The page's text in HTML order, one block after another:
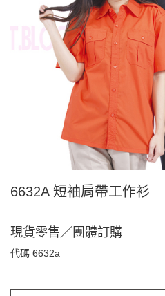
6632A 短袖肩帶工作衫
現貨零售／團體訂購
代碼 6632a